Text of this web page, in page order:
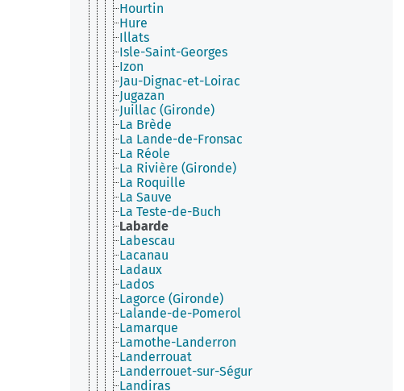
Hourtin
Hure
Illats
Isle-Saint-Georges
Izon
Jau-Dignac-et-Loirac
Jugazan
Juillac (Gironde)
La Brède
La Lande-de-Fronsac
La Réole
La Rivière (Gironde)
La Roquille
La Sauve
La Teste-de-Buch
Labarde
Labescau
Lacanau
Ladaux
Lados
Lagorce (Gironde)
Lalande-de-Pomerol
Lamarque
Lamothe-Landerron
Landerrouat
Landerrouet-sur-Ségur
Landiras